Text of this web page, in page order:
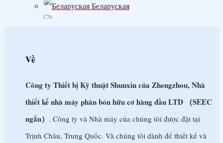
Беларуская
Nederlands
Về
Công ty Thiết bị Kỹ thuật Shunxin của Zhengzhou, Nhà
thiết kế nhà máy phân bón hữu cơ hàng đầu LTD （SEEC
ngắn） . Công ty và Nhà máy của chúng tôi được đặt tại
Trịnh Châu, Trung Quốc. Và chúng tôi dành để thiết kế và